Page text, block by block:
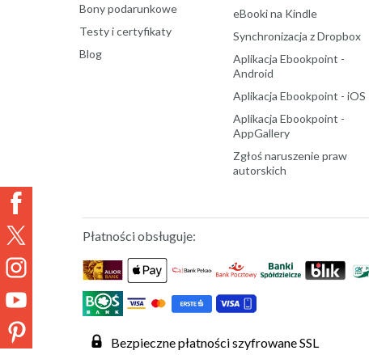
Bony podarunkowe
Testy i certyfikaty
Blog
eBooki na Kindle
Synchronizacja z Dropbox
Aplikacja Ebookpoint -
Android
Aplikacja Ebookpoint - iOS
Aplikacja Ebookpoint -
AppGallery
Zgłoś naruszenie praw
autorskich
Płatności obsługuje:
Bezpieczne płatności szyfrowane SSL